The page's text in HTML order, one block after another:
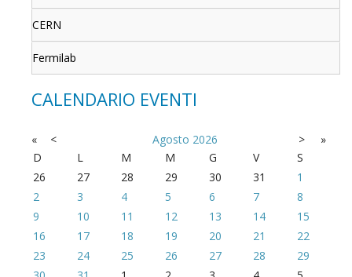
CERN
Fermilab
CALENDARIO EVENTI
« < Agosto 2026 >
»
D
L M M G V
S
26
27 28 29 30 31
1
2
3 4 5 6 7
8
9
10 11 12 13 14
15
16
17 18 19 20 21
22
23
24 25 26 27 28
29